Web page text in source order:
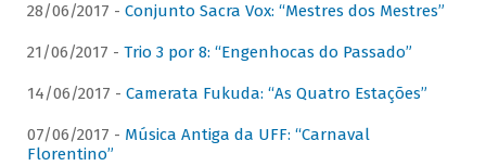
28/06/2017 - Conjunto Sacra Vox: “Mestres dos Mestres”
21/06/2017 - Trio 3 por 8: “Engenhocas do Passado”
14/06/2017 - Camerata Fukuda: “As Quatro Estações”
07/06/2017 - Música Antiga da UFF: “Carnaval
Florentino”